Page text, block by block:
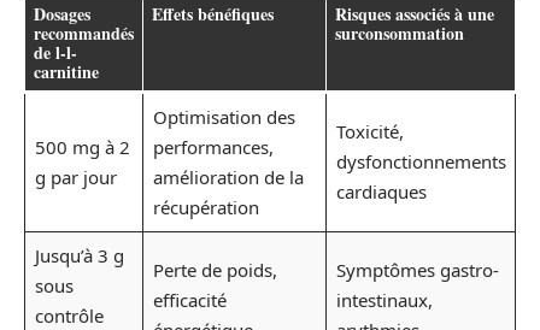
Dosages
recommandés
de l-l-
carnitine
Effets bénéfiques Risques associés à une
surconsommation
500 mg à 2
g par jour
Optimisation des
performances,
amélioration de la
récupération
Toxicité,
dysfonctionnements
cardiaques
Jusqu’à 3 g
sous
contrôle
Perte de poids,
efficacité
Symptômes gastro-
intestinaux,